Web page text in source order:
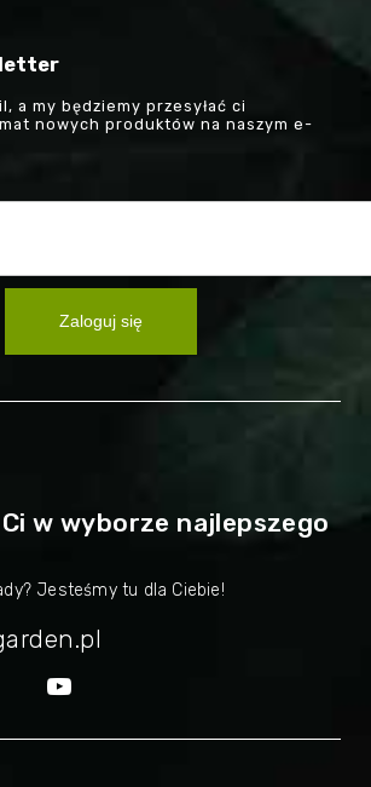
a my będziemy przesyłać ci
nowych produktów na naszym e-
Zaloguj się
w wyborze najlepszego